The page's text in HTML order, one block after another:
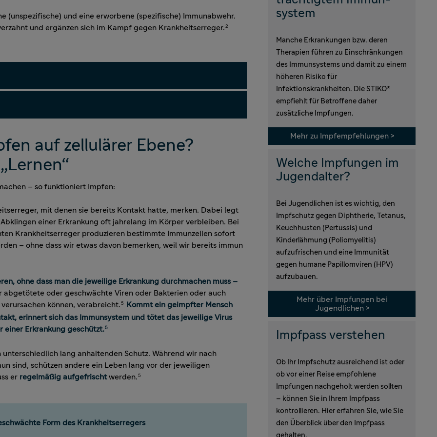
(unspezifische) und eine erworbene (spezifische) Immunabwehr.
und ergänzen sich im Kampf gegen Krankheitserreger. 2
auf zellulärer Ebene?
– so funktioniert Impfen:
mit denen sie bereits Kontakt hatte, merken. Dabei legt
einer Erkrankung oft jahrelang im Körper verbleiben. Bei
Krankheitserreger produzieren bestimmte Immunzellen sofort
– ohne dass wir etwas davon bemerken, weil wir bereits immun
ohne dass man die jeweilige Erkrankung durchmachen muss –
oder geschwächte Viren oder Bakterien oder auch
können, verabreicht. 5
Kommt ein geimpfter Mensch
erinnert sich das Immunsystem und tötet das jeweilige Virus
einer Erkrankung geschützt.5
lang anhaltenden Schutz. Während wir nach
sind, schützen andere ein Leben lang vor der jeweiligen
er regelmäßig aufgefrischtwerden. 5
Form des Krankheitserregers
system
Manche Erkrankungen bzw. deren
Therapien führen zu Einschränkungen
des Immunsystems und damit zu einem
höheren Risiko für
Infektionskrankheiten. Die STIKO*
empfiehlt für Betroffene daher
zusätzliche Impfungen.
Mehr zu Impfempfehlungen >
Welche Impfungen im
Jugendalter?
Bei Jugendlichen ist es wichtig, den
Impfschutz gegen Diphtherie, Tetanus,
Keuchhusten (Pertussis) und
Kinderlähmung (Poliomyelitis)
aufzufrischen und eine Immunität
gegen humane Papillomviren (HPV)
aufzubauen.
Mehr über Impfungen bei
Jugendlichen >
Impfpass verstehen
Ob Ihr Impfschutz ausreichend ist oder
ob vor einer Reise empfohlene
Impfungen nachgeholt werden sollten
– können Sie in Ihrem Impfpass
kontrollieren. Hier erfahren Sie, wie Sie
den Überblick über den Impfpass
gehalten.